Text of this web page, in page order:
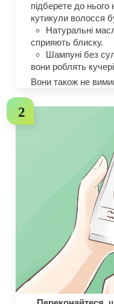
підберете до нього
кутикули волосся
Натуральні
сприяють блиску.
Шампуні без
вони роблять
Вони також не